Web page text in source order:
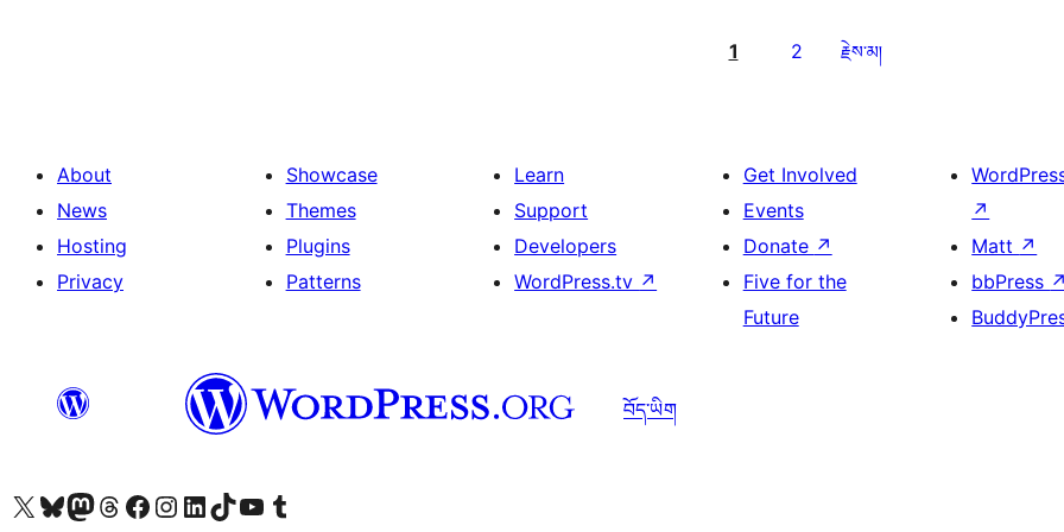
1 2 རྗེས་མ།
About
News
Hosting
Privacy
Showcase
Themes
Plugins
Patterns
Learn
Support
Developers
WordPress.tv ↗
Get Involved
Events
Donate ↗
Five for the
Future
↗
Matt ↗
bbPress ↗
བོད་ཡིག
Visit our X (formerly Twitter) account
Visit our Bluesky account
Visit our Mastodon account
Visit our Threads account
Visit our Facebook page
Visit our Instagram account
Visit our LinkedIn account
Visit our TikTok account
Visit our YouTube channel
Visit our Tumblr account